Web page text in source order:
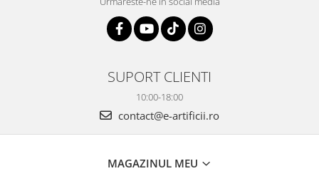
SUPORT CLIENTI
10:00-18:00
contact@e-artificii.ro
MAGAZINUL MEU